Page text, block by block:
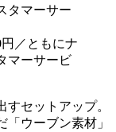
／ともにナ
マーサービ
セットアップ。
ウーブン素材」